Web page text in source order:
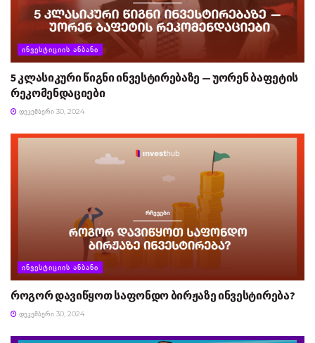
ᲘᲜᲕᲔᲡᲢᲘᲪᲘᲘᲡ ᲐᲜᲑᲐᲜᲘ
5 კლასიკური წიგნი ინვესტირებაზე — უორენ ბაფეტის
რეკომენდაციები
ᲓᲔᲙᲔᲛᲑᲔᲠᲘ 30, 2024
ᲘᲜᲕᲔᲡᲢᲘᲪᲘᲘᲡ ᲐᲜᲑᲐᲜᲘ
როგორ დავიწყოთ საფონდო ბირჟაზე ინვესტირება?
ᲓᲔᲙᲔᲛᲑᲔᲠᲘ 30, 2024